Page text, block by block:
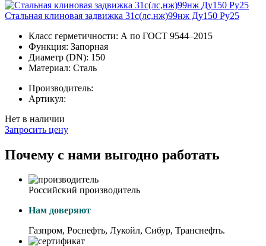
Стальная клиновая задвижка 31с(лс,нж)99нж Ду150 Ру25
Класс герметичности: А по ГОСТ 9544–2015
Функция: Запорная
Диаметр (DN): 150
Материал: Сталь
Производитель:
Артикул:
Нет в наличии
Запросить цену
Почему с нами выгодно работать
Российский производитель
Нам доверяют
Газпром, Роснефть, Лукойл, Сибур, Транснефть.